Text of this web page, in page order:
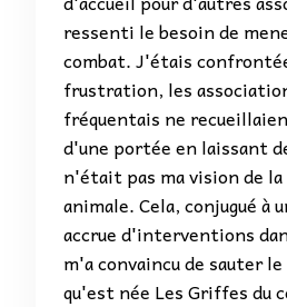
ressenti le besoin de
combat. J'étais
frustration, les
fréquentais ne
d'une portée en laissant
n'était pas ma vision de
animale. Cela, conjugué à
accrue d'interventions
m'a convaincu de sauter
qu'est née Les Griffes du